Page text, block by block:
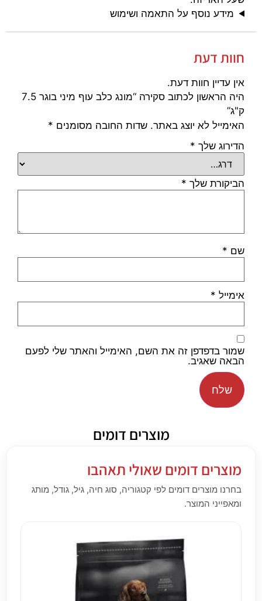
מידע נוסף על התאמה ושימוש
חוות דעת
אין עדיין חוות דעת.
היה הראשון לכתוב סקירה “מונג כלב עוף מיני בוגר 7.5
ק"ג”
האימייל לא יוצג באתר. שדות החובה מסומנים *
הדירוג שלך *
הביקורת שלך *
שם *
אימייל *
שמור בדפדפן זה את השם, האימייל והאתר שלי לפעם
הבאה שאגיב.
מוצרים דומים
מוצרים דומים שאולי תאהבו
בחרנו מוצרים דומים לפי קטגוריה, סוג חיה, גיל, גודל, מותג
ומאפייני המוצר.